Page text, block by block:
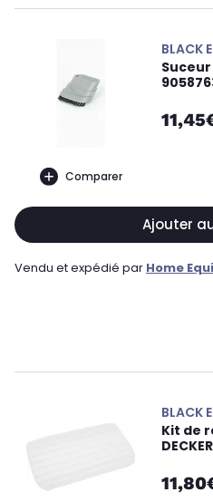
Comparer
BLACK
Suceur
Ajouter
Vendu et expédié par Home
BLACK
Kit de